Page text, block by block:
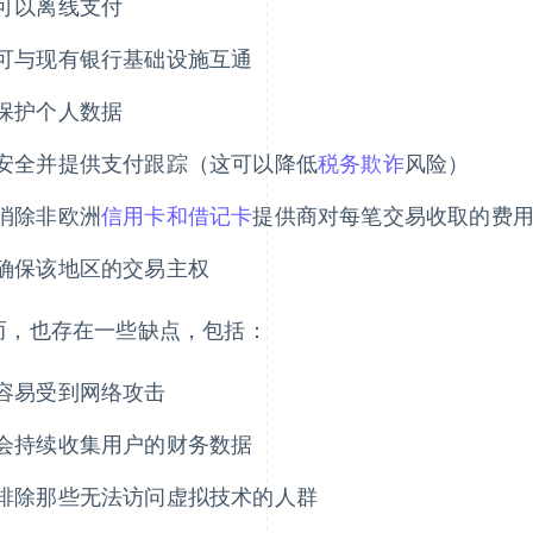
以离线支付
与现有银行基础设施互通
护个人数据
全并提供支付跟踪（这可以降低税务欺诈风险）
除非欧洲信用卡和借记卡提供商对每笔交易收取的费
保该地区的交易主权
，也存在一些缺点，包括：
易受到网络攻击
持续收集用户的财务数据
除那些无法访问虚拟技术的人群